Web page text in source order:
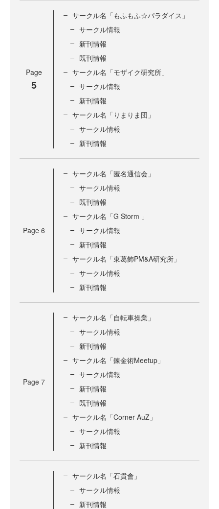
Page
5
サークル名「もふもふ☆パラダイス」
サークル情報
新刊情報
既刊情報
サークル名「モザイク研究所」
サークル情報
新刊情報
サークル名「りまりま団」
サークル情報
新刊情報
Page 6
サークル名「匿名通信会」
サークル情報
既刊情報
サークル名「G Storm 」
サークル情報
新刊情報
サークル名「東葛飾PM&A研究所」
サークル情報
新刊情報
Page 7
サークル名「自転車操業」
サークル情報
新刊情報
サークル名「錬金術Meetup」
サークル情報
新刊情報
既刊情報
サークル名「Corner AuZ」
サークル情報
新刊情報
サークル名「石貫會」
サークル情報
新刊情報